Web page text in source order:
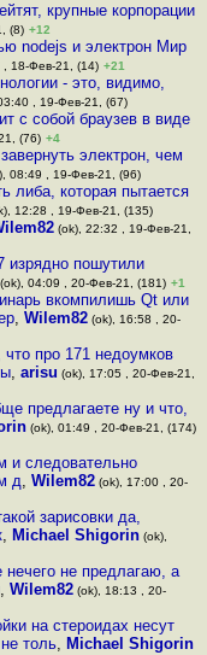
крупные корпорации
(8) +12
nodejs и электрон Мир
, 18-Фев-21, (14) +21
- это, видимо,
, 19-Фев-21, (67)
с собой браузев в виде
(76) +4
электрон, чем
08:49 , 19-Фев-21, (96)
либа, которая пытается
12:28 , 19-Фев-21, (135)
(ok), 22:32 , 19-Фев-21,
изрядно пошутили
(ok), 04:09 , 20-Фев-21, (181) +1
вкомпилишь Qt или
,Wilem82 (ok), 16:58 , 20-
про 171 недоумков
, arisu (ok), 17:05 , 20-Фев-21,
предлагаете ну и что,
(ok), 01:49 , 20-Фев-21, (174)
и следовательно
д, Wilem82(ok), 17:00 , 20-
зарисовки да,
, Michael Shigorin(ok),
не предлагаю, а
,Wilem82 (ok), 18:13 , 20-
на стероидах несут
толь, Michael Shigorin